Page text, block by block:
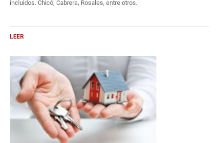
incluidos. Chicó, Cabrera, Rosales, entre otros.
LEER